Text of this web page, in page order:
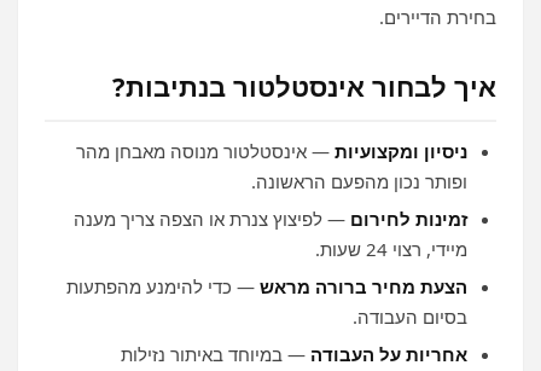
בחירת הדיירים.
איך לבחור אינסטלטור בנתיבות?
ניסיון ומקצועיות — אינסטלטור מנוסה מאבחן מהר
ופותר נכון מהפעם הראשונה.
זמינות לחירום — לפיצוץ צנרת או הצפה צריך מענה
מיידי, רצוי 24 שעות.
הצעת מחיר ברורה מראש — כדי להימנע מהפתעות
בסיום העבודה.
אחריות על העבודה — במיוחד באיתור נזילות